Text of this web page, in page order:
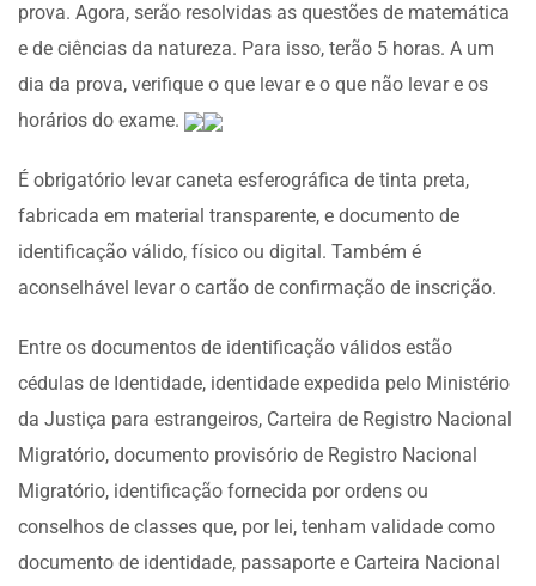
prova. Agora, serão resolvidas as questões de matemática
e de ciências da natureza. Para isso, terão 5 horas. A um
dia da prova, verifique o que levar e o que não levar e os
horários do exame.
É obrigatório levar caneta esferográfica de tinta preta,
fabricada em material transparente, e documento de
identificação válido, físico ou digital. Também é
aconselhável levar o cartão de confirmação de inscrição.
Entre os documentos de identificação válidos estão
cédulas de Identidade, identidade expedida pelo Ministério
da Justiça para estrangeiros, Carteira de Registro Nacional
Migratório, documento provisório de Registro Nacional
Migratório, identificação fornecida por ordens ou
conselhos de classes que, por lei, tenham validade como
documento de identidade, passaporte e Carteira Nacional